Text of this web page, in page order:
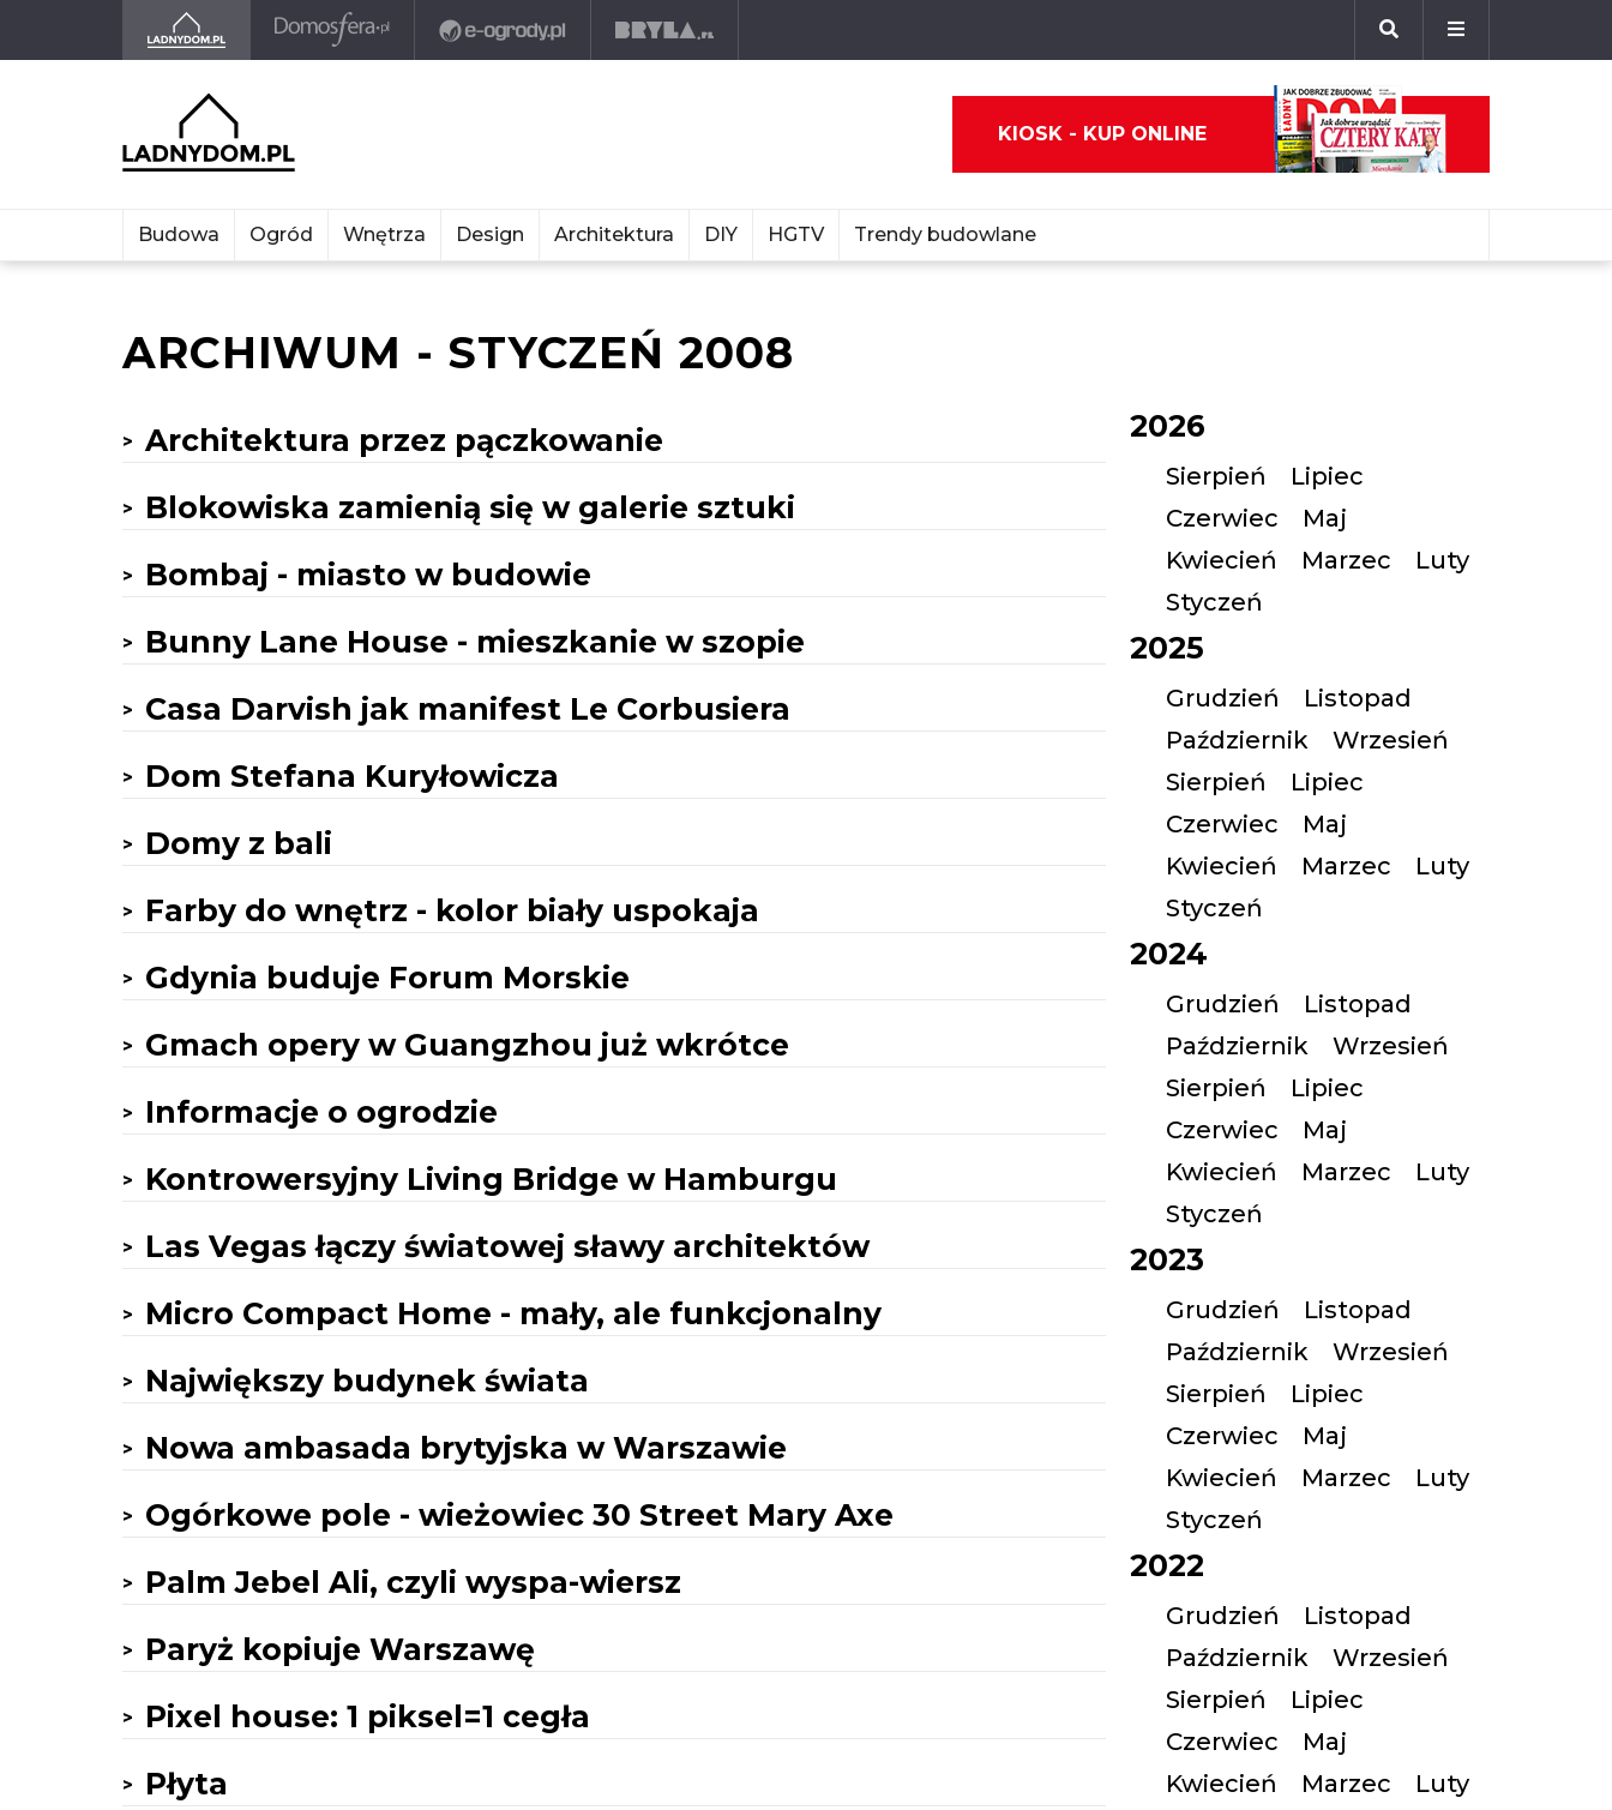
KIOSK - KUP ONLINE
Budowa Ogród Wnętrza Design Architektura DIY HGTV Trendy budowlane
ARCHIWUM - STYCZEŃ 2008
Architektura przez pączkowanie
Blokowiska zamienią się w galerie sztuki
Bombaj - miasto w budowie
Bunny Lane House - mieszkanie w szopie
Casa Darvish jak manifest Le Corbusiera
Dom Stefana Kuryłowicza
Domy z bali
Farby do wnętrz - kolor biały uspokaja
Gdynia buduje Forum Morskie
Gmach opery w Guangzhou już wkrótce
Informacje o ogrodzie
Kontrowersyjny Living Bridge w Hamburgu
Las Vegas łączy światowej sławy architektów
Micro Compact Home - mały, ale funkcjonalny
Największy budynek świata
Nowa ambasada brytyjska w Warszawie
Ogórkowe pole - wieżowiec 30 Street Mary Axe
Palm Jebel Ali, czyli wyspa-wiersz
Paryż kopiuje Warszawę
Pixel house: 1 piksel=1 cegła
Płyta
2026
Sierpień
Lipiec
Czerwiec
Maj
Kwiecień
Marzec
Luty
Styczeń
2025
Grudzień
Listopad
Październik
Wrzesień
Sierpień
Lipiec
Czerwiec
Maj
Kwiecień
Marzec
Luty
Styczeń
2024
Grudzień
Listopad
Październik
Wrzesień
Sierpień
Lipiec
Czerwiec
Maj
Kwiecień
Marzec
Luty
Styczeń
2023
Grudzień
Listopad
Październik
Wrzesień
Sierpień
Lipiec
Czerwiec
Maj
Kwiecień
Marzec
Luty
Styczeń
2022
Grudzień
Listopad
Październik
Wrzesień
Sierpień
Lipiec
Czerwiec
Maj
Kwiecień
Marzec
Luty